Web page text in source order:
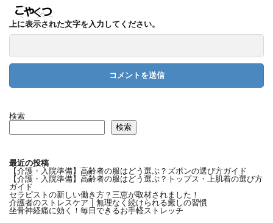
上に表示された文字を入力してください。
検索
検索
最近の投稿
【介護・入院準備】高齢者の服はどう選ぶ？ズボンの選び方ガイド
【介護・入院準備】高齢者の服はどう選ぶ？トップス・上肌着の選び方
ガイド
セラピストの新しい働き方？三恵が取材されました！
介護者のストレスケア｜無理なく続けられる癒しの習慣
坐骨神経痛に効く！毎日できるお手軽ストレッチ